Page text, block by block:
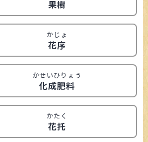
果樹
かじょ
花序
かせいひりょう
化成肥料
かたく
花托